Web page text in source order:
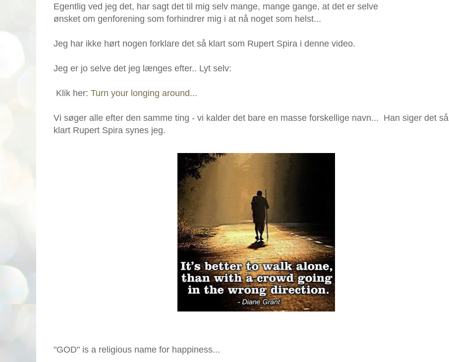
Egentlig ved jeg det, har sagt det til mig selv mange, mange gange, at det er selve
ønsket om genforening som forhindrer mig i at nå noget som helst...
Jeg har ikke hørt nogen forklare det så klart som Rupert Spira i denne video.
Jeg er jo selve det jeg længes efter.. Lyt selv:
Klik her: Turn your longing around...
Vi søger alle efter den samme ting - vi kalder det bare en masse forskellige navn... Han siger det så
klart Rupert Spira synes jeg.
"GOD" is a religious name for happiness...